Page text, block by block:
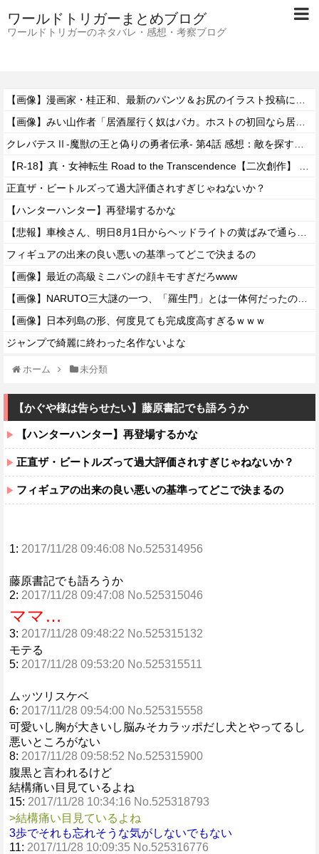
ワールドトリガーまとめブログ
ワールドトリガーのネタバレ・感想・考察ブログ
正直ザ・ビートルズって過大評価されすぎじゃねないか？
【ハンターハンター】再登場するかな
フィギュアの出来の良い悪いの基準ってどこで決まるの
【画像】最近の高級ミニバンの顔キモすぎだろwww
【画像】日本列島の形、何度見ても完成度高すぎるｗｗｗ
ジャンプで綺麗に終わった名作ないよな
ホーム 未分類
【かぐや様は告らせたい】藤原書記でも語ろうか
【ハンターハンター】再登場するかな
正直ザ・ビートルズって過大評価されすぎじゃねないか？
フィギュアの出来の良い悪いの基準ってどこで決まるの
1: 2017/11/28 09:46:08 No.525314956
藤原書記でも語ろうか
2: 2017/11/28 09:47:08 No.525315046
ママ…
3: 2017/11/28 09:48:22 No.525315132
モテる
5: 2017/11/28 09:53:20 No.525315511
ムッツリスケベ
6: 2017/11/28 09:54:00 No.525315558
可愛いし胸が大きいし脳みそカラッポだし犬とやってるし
悪いところがない
8: 2017/11/28 09:58:52 No.525315900
腹黒と言われるけど
結構痛い目見ているよね
15: 2017/11/28 10:34:16 No.525318793
>結構痛い目見ているよね
3歩でそれも忘れそうな気がしないでもない
11: 2017/11/28 10:09:35 No.525316776